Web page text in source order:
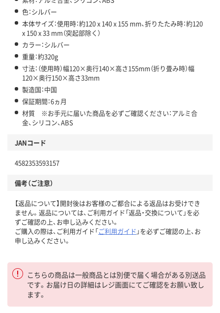
色：シルバー
本体サイズ：使用時：約120 x 140 x 155 mm、折りたたみ時：約120
x 150 x 33 mm（突起部除く）
カラー：シルバー
重量：約320g
寸法：（使用時）幅120×奥行140×高さ155mm（折り畳み時）幅
120×奥行150×高さ33mm
製造国：中国
保証期間：6ヵ月
材質 ※お手元に届いた商品を必ずご確認ください：アルミ合
金、シリコン、ABS
JANコード
4582353593157
備考（ご注意）
【返品について】開封後はお客様のご都合による返品はお受けでき
ません。返品については、ご利用ガイド「返品・交換について」を必
ずご確認の上、お申し込みください。
ご購入の際は、ご利用ガイド「ご利用ガイド 」を必ずご確認の上、お
申し込みください。
こちらの商品は一般商品とは別便で届く場合がある別送品
です。お届け日の詳細はレジ画面にてご確認をお願い致し
ます。